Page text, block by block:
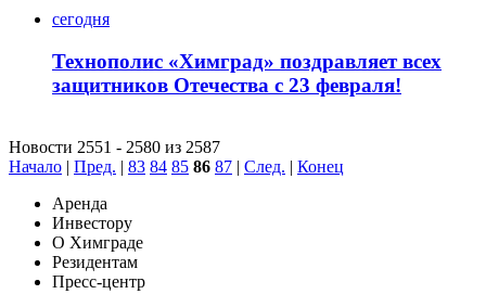
сегодня
Технополис «Химград» поздравляет всех
защитников Отечества с 23 февраля!
Новости 2551 - 2580 из 2587
Начало | Пред. | 83 84 85 86 87 | След. | Конец
Аренда
Инвестору
О Химграде
Резидентам
Пресс-центр